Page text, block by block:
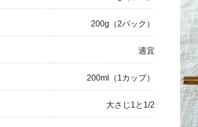
200g（2パック）
適宜
200ml（1カップ）
大さじ1と1/2
豚肉
アスパラガス